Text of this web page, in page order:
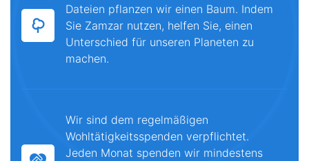
Dateien pflanzen wir einen Baum. Indem
Sie Zamzar nutzen, helfen Sie, einen
Unterschied für unseren Planeten zu
machen.
Wir sind dem regelmäßigen
Wohltätigkeitsspenden verpflichtet.
Jeden Monat spenden wir mindestens